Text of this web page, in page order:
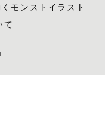
モンストイラスト
て